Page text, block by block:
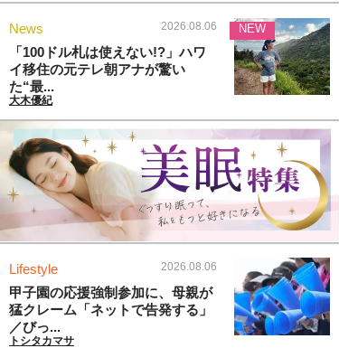
News 2026.08.06
「100ドル札は使えない!?」ハワ
イ移住の元テレ朝アナが驚い
た“最...
大木優紀
NEW
Lifestyle 2026.08.06
甲子園の応援強制参加に、母親が
猛クレーム「ネットで告発する」
／びっ...
トシタカマサ